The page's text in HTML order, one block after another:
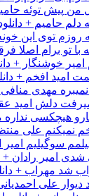
پیش توئه حامیم
حامیم +
روزم توی این
تو برام اصلا
خوشنگار +
امید افخم +
مهدی منافی
دلش امید
مارو هیچکسی
نمیکنم علی
سوگیلیم امیر
امیر رادان +
شد مهراب +
علی احمدیانی